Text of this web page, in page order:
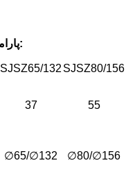
پارامترهای فنی اکسترودر دو پیچ مخروطی:
SJSZ65/132SJSZ80/156
37 55
∅65/∅132 ∅80/∅156